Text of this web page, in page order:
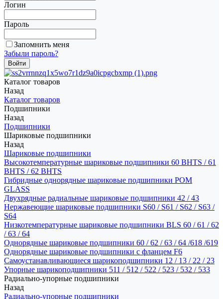
Логин
Пароль
Запомнить меня
Забыли пароль?
Каталог товаров
Назад
Каталог товаров
Подшипники
Назад
Подшипники
Шариковые подшипники
Назад
Шариковые подшипники
Высокотемпературные шариковые подшипники 60 BHTS / 61
BHTS / 62 BHTS
Гибридные однорядные шариковые подшипники POM
GLASS
Двухрядные радиальные шариковые подшипники 42 / 43
Нержавеющие шариковые подшипники S60 / S61 / S62 / S63 /
S64
Низкотемпературные шариковые подшипники BLS 60 / 61 / 62
/ 63 / 64
Однорядные шариковые подшипники 60 / 62 / 63 / 64 /618 /619
Однорядные шариковые подшипники с фланцем F6
Самоустанавливающиеся шарикоподшипники 12 / 13 / 22 / 23
Упорные шарикоподшипники 511 / 512 / 522 / 523 / 532 / 533
Радиально-упорные подшипники
Назад
Радиально-упорные подшипники